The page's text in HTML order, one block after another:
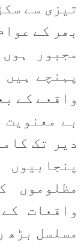
تیزی سے
بھر کے
مجبور
پہنچے ہیں
واقعے کے
بے
دیر تک
مظلوموں
واقعات
مسلسل بڑھ